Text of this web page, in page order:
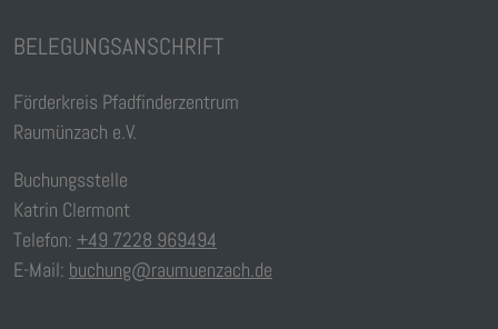
BELEGUNGSANSCHRIFT
Förderkreis Pfadfinderzentrum
Raumünzach e.V.
Buchungsstelle
Katrin Clermont
Telefon: +49 7228 969494
E-Mail: buchung@raumuenzach.de